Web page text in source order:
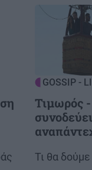
GOSSIP -
Τιμωρός
Body
Τι θα